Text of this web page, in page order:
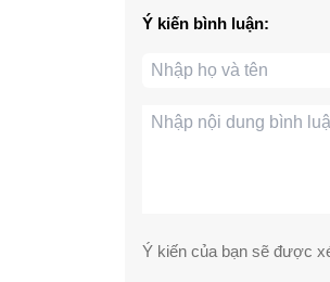
Ý kiến bình luận:
Ý kiến của bạn sẽ được